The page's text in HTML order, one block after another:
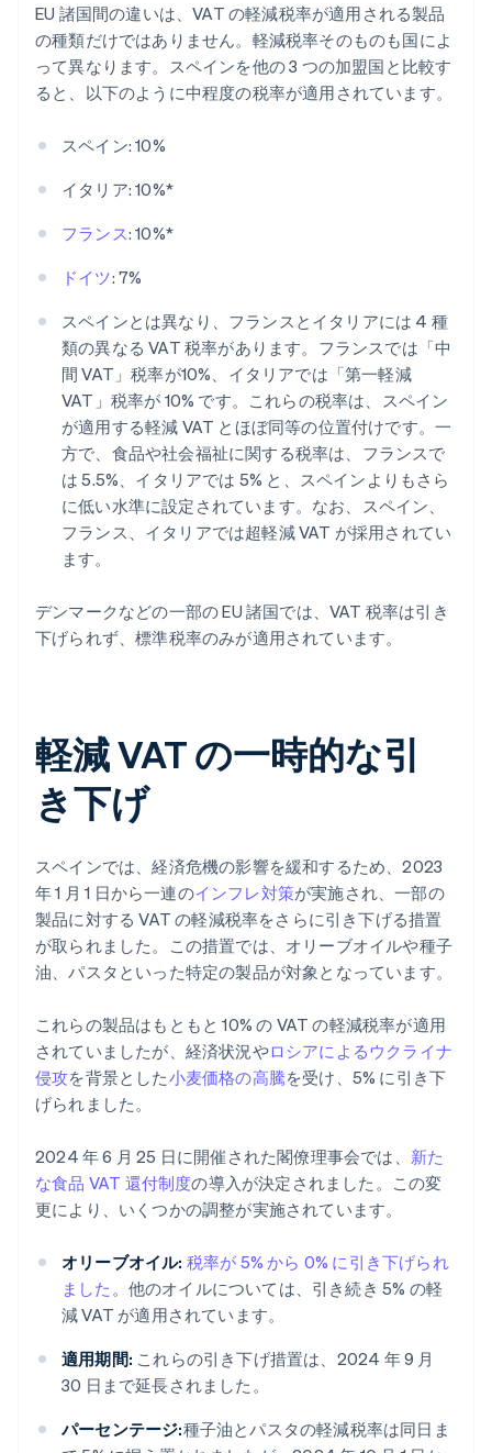
EU 諸国間の違いは、VAT の軽減税率が適用される製品
の種類だけではありません。軽減税率そのものも国によ
って異なります。スペインを他の 3 つの加盟国と比較す
ると、以下のように中程度の税率が適用されています。
スペイン: 10%
イタリア: 10%*
フランス: 10%*
ドイツ: 7%
スペインとは異なり、フランスとイタリアには 4 種
類の異なる VAT 税率があります。フランスでは「中
間 VAT」税率が10%、イタリアでは「第一軽減
VAT」税率が 10% です。これらの税率は、スペイン
が適用する軽減 VAT とほぼ同等の位置付けです。一
方で、食品や社会福祉に関する税率は、フランスで
は 5.5%、イタリアでは 5% と、スペインよりもさら
に低い水準に設定されています。なお、スペイン、
フランス、イタリアでは超軽減 VAT が採用されてい
ます。
デンマークなどの一部の EU 諸国では、VAT 税率は引き
下げられず、標準税率のみが適用されています。
軽減 VAT の一時的な引
き下げ
スペインでは、経済危機の影響を緩和するため、2023
年 1 月 1 日から一連のインフレ対策が実施され、一部の
製品に対する VAT の軽減税率をさらに引き下げる措置
が取られました。この措置では、オリーブオイルや種子
油、パスタといった特定の製品が対象となっています。
これらの製品はもともと 10% の VAT の軽減税率が適用
されていましたが、経済状況やロシアによるウクライナ
侵攻を背景とした小麦価格の高騰を受け、5% に引き下
げられました。
2024 年 6 月 25 日に開催された閣僚理事会では、 新た
な食品 VAT 還付制度の導入が決定されました。この変
更により、いくつかの調整が実施されています。
オリーブオイル: 税率が 5% から 0% に引き下げられ
ました 。他のオイルについては、引き続き 5% の軽
減 VAT が適用されています。
適用期間: これらの引き下げ措置は、2024 年 9 月
30 日まで延長されました。
パーセンテージ:種子油とパスタの軽減税率は同日ま